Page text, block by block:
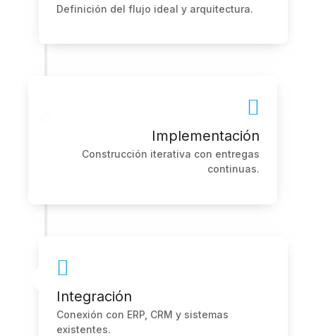
Definición del flujo ideal y arquitectura.
Implementación
Construcción iterativa con entregas
continuas.
Integración
Conexión con ERP, CRM y sistemas
existentes.